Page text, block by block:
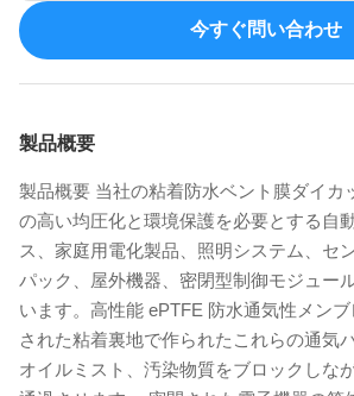
今すぐ問い合わせ
製品概要
製品概要 当社の粘着防水ベント膜ダイカ
の高い均圧化と環境保護を必要とする自
ス、家庭用電化製品、照明システム、セ
パック、屋外機器、密閉型制御モジュー
います。高性能 ePTFE 防水通気性メン
された粘着裏地で作られたこれらの通気
オイルミスト、汚染物質をブロックしな